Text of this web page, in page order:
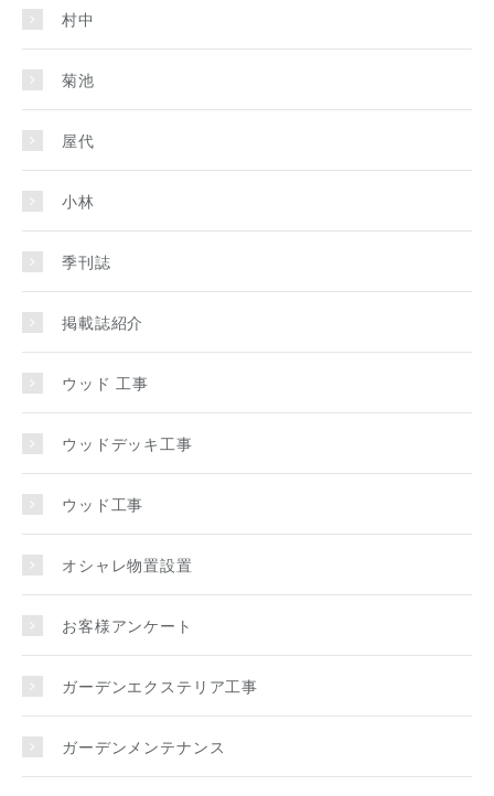
村中
菊池
屋代
小林
季刊誌
掲載誌紹介
ウッド 工事
ウッドデッキ工事
ウッド工事
オシャレ物置設置
お客様アンケート
ガーデンエクステリア工事
ガーデンメンテナンス